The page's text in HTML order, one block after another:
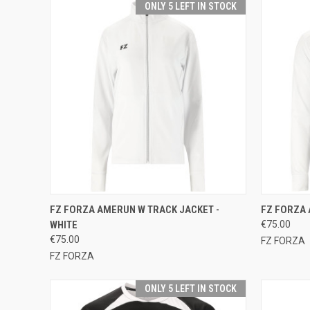
ONLY 5 LEFT IN STOCK
QUICK VIEW VIEW OPTIONS
Compare
FZ FORZA AMERUN W TRACK JACKET -
WHITE
€75.00
FZ FORZA
Compare
FZ FORZA
€75.00
FZ FORZA
ONLY 5 LEFT IN STOCK